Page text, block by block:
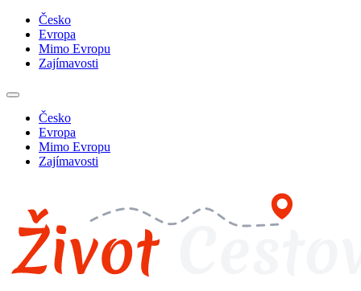
Česko
Evropa
Mimo Evropu
Zajímavosti
Česko
Evropa
Mimo Evropu
Zajímavosti